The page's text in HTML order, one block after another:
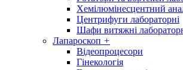
Хемілюмінесцентний
Центрифуги лабораторні
Шафи витяжні
Лапароскоп +
Відеопроцесори
Гінекологія